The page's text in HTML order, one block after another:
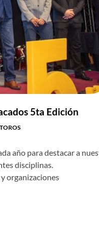
5ta Edición
año para destacar a
disciplinas.
organizaciones